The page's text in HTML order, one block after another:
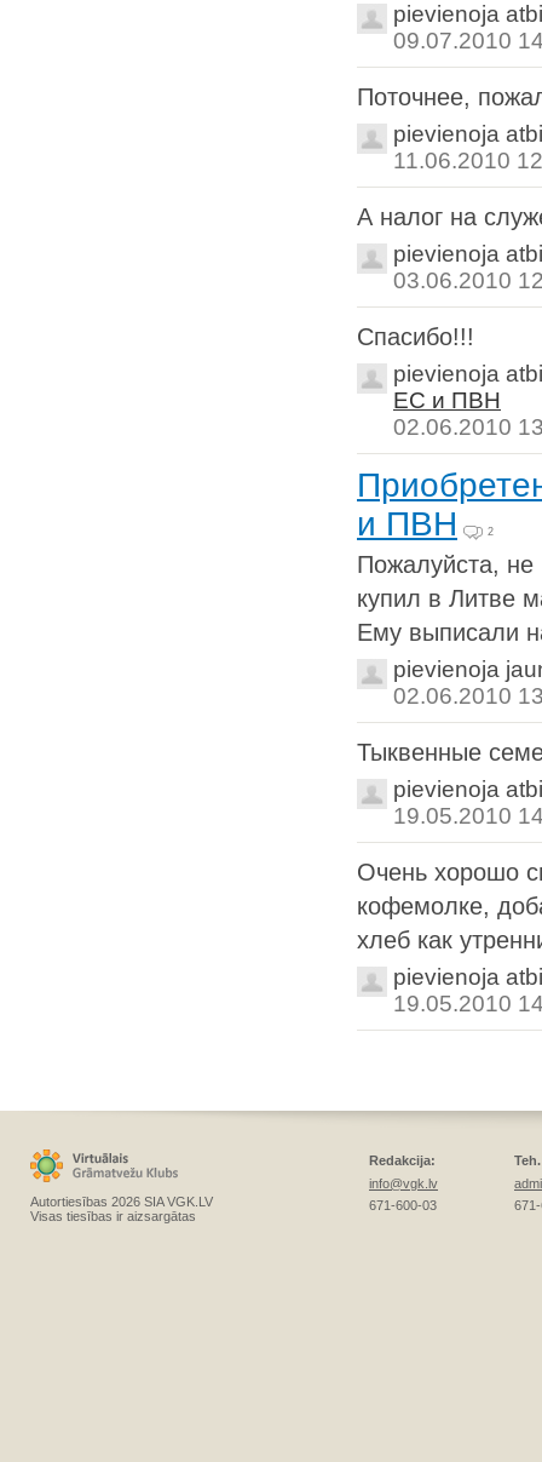
pievienoja
09.07.2010
Поточнее,
pievienoja
11.06.2010
А налог на
pievienoja
03.06.2010
Спасибо!!!
pievienoja
ЕС и ПВН
02.06.2010
и ПВН
2
Пожалуйста,
купил в Литве
Ему выписали
pievienoja
02.06.2010
Тыквенные
pievienoja
19.05.2010
Очень хорошо
кофемолке,
хлеб как
pievienoja
19.05.2010
Autortiesības 2026 SIA VGK.LV
Visas tiesības ir aizsargātas
Redakcija:
info@vgk.lv
671-600-03